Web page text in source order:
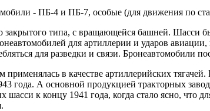
- ПБ-4 и ПБ-7, особые (для движения по
закрытого типа, с вращающейся башней.
для артиллерии и ударов
для разведки и связи. Бронеавтомобили
в качестве артиллерийских
года. А основной продукцией тракторных
шасси к концу 1941 года, когда стало ясно,